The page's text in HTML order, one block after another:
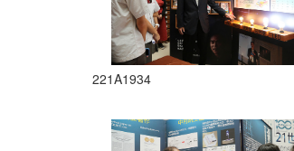
221A1934